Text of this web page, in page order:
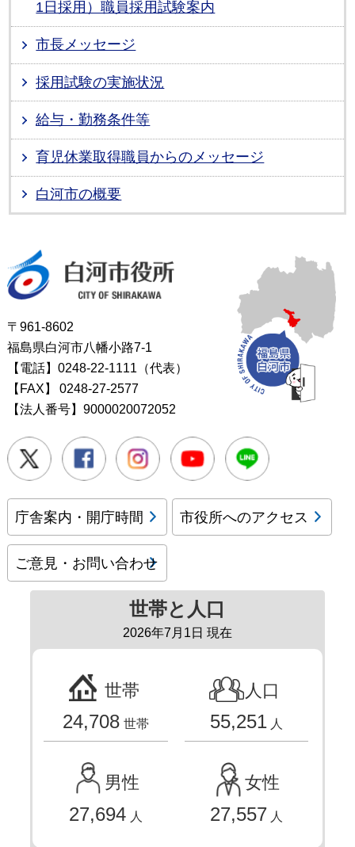
1日採用）職員採用試験案内
市長メッセージ
採用試験の実施状況
給与・勤務条件等
育児休業取得職員からのメッセージ
白河市の概要
〒961-8602
福島県白河市八幡小路7-1
【電話】0248-22-1111（代表）
【FAX】
0248-27-2577
【法人番号】9000020072052
Twitter FacebookInstagramYoutube
庁舎案内・開庁時間 市役所へのアクセス
ご意見・お問い合わせ
世帯と人口
2026年7月1日 現在
世帯
24,708 世帯
人口
55,251 人
男性
27,694 人
女性
27,557 人